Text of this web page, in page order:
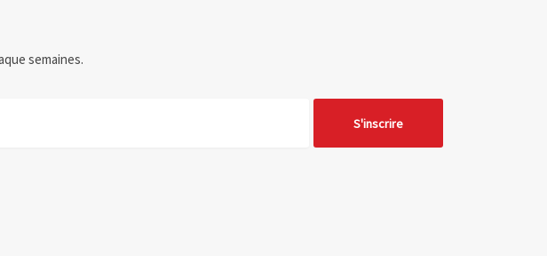
semaines.